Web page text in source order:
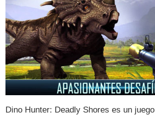
Dino Hunter: Deadly Shores es un